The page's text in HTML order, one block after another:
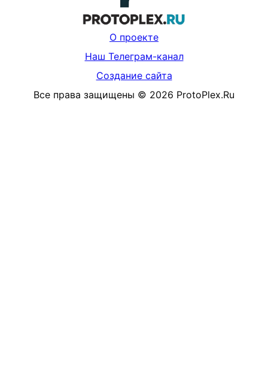
О проекте
Наш Телеграм-канал
Создание сайта
Все права защищены © 2026 ProtoPlex.Ru